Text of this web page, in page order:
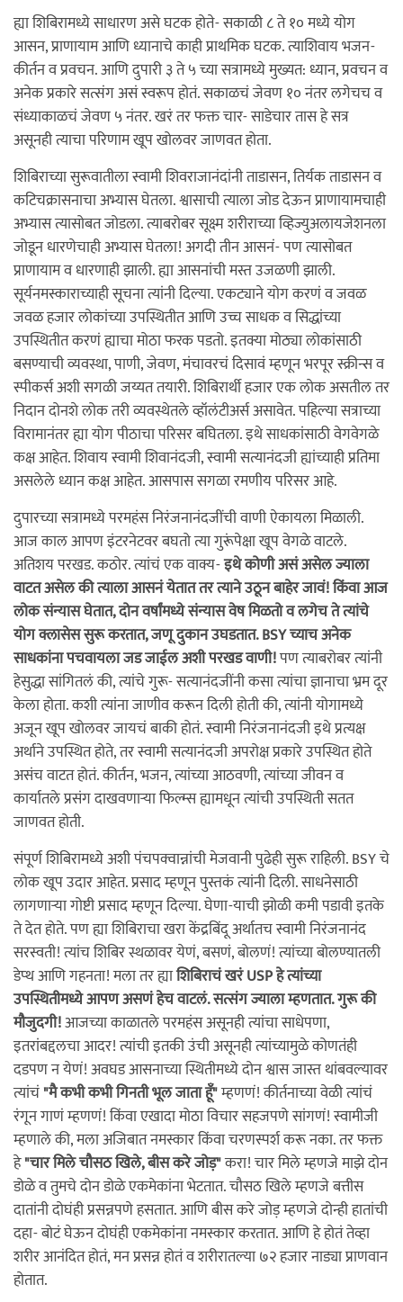
ह्या शिबिरामध्ये साधारण असे घटक होते- सकाळी ८ ते १० मध्ये योग
आसन, प्राणायाम आणि ध्यानाचे काही प्राथमिक घटक. त्याशिवाय भजन-
कीर्तन व प्रवचन. आणि दुपारी ३ ते ५ च्या सत्रामध्ये मुख्यत: ध्यान, प्रवचन व
अनेक प्रकारे सत्संग असं स्वरूप होतं. सकाळचं जेवण १० नंतर लगेचच व
संध्याकाळचं जेवण ५ नंतर. खरं तर फक्त चार- साडेचार तास हे सत्र
असूनही त्याचा परिणाम खूप खोलवर जाणवत होता.
शिबिराच्या सुरूवातीला स्वामी शिवराजानंदांनी ताडासन, तिर्यक ताडासन व
कटिचक्रासनाचा अभ्यास घेतला. श्वासाची त्याला जोड देऊन प्राणायामचाही
अभ्यास त्यासोबत जोडला. त्याबरोबर सूक्ष्म शरीराच्या व्हिज्युअलायजेशनला
जोडून धारणेचाही अभ्यास घेतला! अगदी तीन आसनं- पण त्यासोबत
प्राणायाम व धारणाही झाली. ह्या आसनांची मस्त उजळणी झाली.
सूर्यनमस्काराच्याही सूचना त्यांनी दिल्या. एकट्याने योग करणं व जवळ
जवळ हजार लोकांच्या उपस्थितीत आणि उच्च साधक व सिद्धांच्या
उपस्थितीत करणं ह्याचा मोठा फरक पडतो. इतक्या मोठ्या लोकांसाठी
बसण्याची व्यवस्था, पाणी, जेवण, मंचावरचं दिसावं म्हणून भरपूर स्क्रीन्स व
स्पीकर्स अशी सगळी जय्यत तयारी. शिबिरार्थी हजार एक लोक असतील तर
निदान दोनशे लोक तरी व्यवस्थेतले व्हॉलंटीअर्स असावेत. पहिल्या सत्राच्या
विरामानंतर ह्या योग पीठाचा परिसर बघितला. इथे साधकांसाठी वेगवेगळे
कक्ष आहेत. शिवाय स्वामी शिवानंदजी, स्वामी सत्यानंदजी ह्यांच्याही प्रतिमा
असलेले ध्यान कक्ष आहेत. आसपास सगळा रमणीय परिसर आहे.
दुपारच्या सत्रामध्ये परमहंस निरंजनानंदजींची वाणी ऐकायला मिळाली.
आज काल आपण इंटरनेटवर बघतो त्या गुरूंपेक्षा खूप वेगळे वाटले.
अतिशय परखड. कठोर. त्यांचं एक वाक्य-इथे कोणी असं असेल ज्याला
वाटत असेल की त्याला आसनं येतात तर त्याने उठून बाहेर जावं! किंवा आज
लोक संन्यास घेतात, दोन वर्षांमध्ये संन्यास वेष मिळतो व लगेच ते त्यांचे
योग क्लासेस सुरू करतात, जणू दुकान उघडतात. BS‌Y च्याच अनेक
साधकांना पचवायला जड जाईल अशी परखड वाणी!‌पण त्याबरोबर त्यांनी
हेसुद्धा सांगितलं की, त्यांचे गुरू- सत्यानंदजींनी कसा त्यांचा ज्ञानाचा भ्रम दूर
केला होता. कशी त्यांना जाणीव करून दिली होती की, त्यांनी योगामध्ये
अजून खूप खोलवर जायचं बाकी होतं. स्वामी निरंजनानंदजी इथे प्रत्यक्ष
अर्थाने उपस्थित होते, तर स्वामी सत्यानंदजी अपरोक्ष प्रकारे उपस्थित होते
असंच वाटत होतं. कीर्तन, भजन, त्यांच्या आठवणी, त्यांच्या जीवन व
कार्यातले प्रसंग दाखवणार्‍या फिल्म्स ह्यामधून त्यांची उपस्थिती सतत
जाणवत होती.
संपूर्ण शिबिरामध्ये अशी पंचपक्वान्नांची मेजवानी पुढेही सुरू राहिली. BSY चे
लोक खूप उदार आहेत. प्रसाद म्हणून पुस्तकं त्यांनी दिली. साधनेसाठी
लागणार्‍या गोष्टी प्रसाद म्हणून दिल्या. घेणा-याची झोळी कमी पडावी इतके
ते देत होते. पण ह्या शिबिराचा खरा केंद्रबिंदू अर्थातच स्वामी निरंजनानंद
सरस्वती! त्यांच शिबिर स्थळावर येणं, बसणं, बोलणं! त्यांच्या बोलण्यातली
डेप्थ आणि गहनता! मला तर ह्याशिबिराचं खरं USP हे त्यांच्या
उपस्थितीमध्ये आपण असणं हेच वाटलं. सत्संग ज्याला म्हणतात. गुरू की
मौजुदगी!आजच्या काळातले परमहंस असूनही त्यांचा साधेपणा,
इतरांबद्दलचा आदर! त्यांची इतकी उंची असूनही त्यांच्यामुळे कोणतंही
दडपण न येणं! अवघड आसनाच्या स्थितीमध्ये दोन श्वास जास्त थांबवल्यावर
त्यांचं"मै कभी कभी गिनती भूल जाता हूँ"म्हणणं! कीर्तनाच्या वेळी त्यांचं
रंगून गाणं म्हणणं! किंवा एखादा मोठा विचार सहजपणे सांगणं! स्वामीजी
म्हणाले की, मला अजिबात नमस्कार किंवा चरणस्पर्श करू नका. तर फक्त
हे"चार मिले चौसठ खिले, बीस करे जोड़"करा! चार मिले म्हणजे माझे दोन
डोळे व तुमचे दोन डोळे एकमेकांना भेटतात. चौसठ खिले म्हणजे बत्तीस
दातांनी दोघंही प्रसन्नपणे हसतात. आणि बीस करे जोड़ म्हणजे दोन्ही हातांची
दहा- बोटं घेऊन दोघंही एकमेकांना नमस्कार करतात. आणि हे होतं तेव्हा
शरीर आनंदित होतं, मन प्रसन्न होतं व शरीरातल्या ७२ हजार नाड्या प्राणवान
होतात.